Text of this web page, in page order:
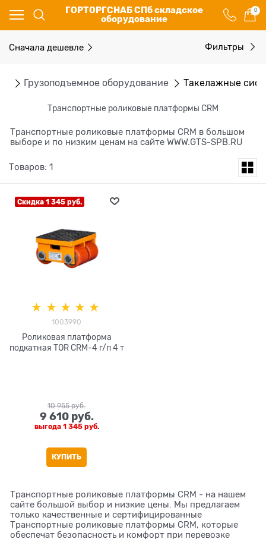
ГОРТОРГСНАБ СПб складское
оборудование
0
Грузоподъемное оборудование Такелажные
Транспортные роликовые платформы CRM
Транспортные роликовые платформы CRM в большом
выборе и по низким ценам на сайте WWW.GTS-SPB.RU
Сначала дешевле Фильтры
Товаров: 1
Скидка 1 345 руб.
1003990
Роликовая платформа
подкатная TOR CRM-4 г/п 4 т
10 955 руб.
9 610 руб.
выгода 1 345 руб.
КУПИТЬ
Транспортные роликовые платформы CRM - на нашем
сайте большой выбор и низкие цены. Мы предлагаем
только качественные и сертифицированные
Транспортные роликовые платформы CRM, которые
обеспечат безопасность и комфорт при перевозке